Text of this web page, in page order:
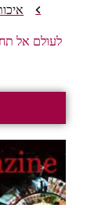
לעולם אל